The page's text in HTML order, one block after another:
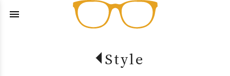
menu
Style